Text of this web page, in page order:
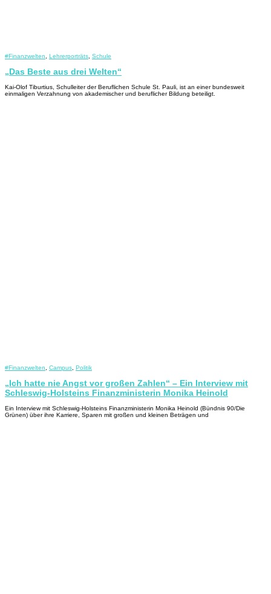
#Finanzwelten Lehrerporträts Schule
„Das Beste aus drei Welten“
Kai-Olof Tiburtius, Schulleiter der Beruflichen Schule St. Pauli, ist an einer bundesweit
einmaligen Verzahnung von akademischer und beruflicher Bildung beteiligt.
#Finanzwelten Campus Politik
„Ich hatte nie Angst vor großen Zahlen“ – Ein Interview mit
Schleswig-Holsteins Finanzministerin Monika Heinold
Ein Interview mit Schleswig-Holsteins Finanzministerin Monika Heinold (Bündnis 90/Die
Grünen) über ihre Karriere, Sparen mit großen und kleinen Beträgen und